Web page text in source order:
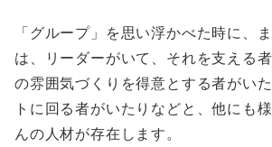
「グループ」を思い浮かべた時に、
は、リーダーがいて、それを支える
の雰囲気づくりを得意とする者がい
トに回る者がいたりなどと、他にも
んの人材が存在します。